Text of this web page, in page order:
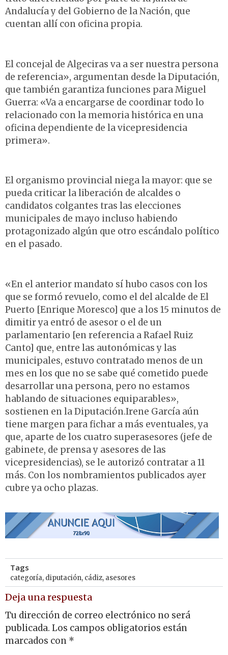
Andalucía y del Gobierno de la Nación, que
cuentan allí con oficina propia.
El concejal de Algeciras va a ser nuestra persona
de referencia», argumentan desde la Diputación,
que también garantiza funciones para Miguel
Guerra: «Va a encargarse de coordinar todo lo
relacionado con la memoria histórica en una
oficina dependiente de la vicepresidencia
primera».
El organismo provincial niega la mayor: que se
pueda criticar la liberación de alcaldes o
candidatos colgantes tras las elecciones
municipales de mayo incluso habiendo
protagonizado algún que otro escándalo político
en el pasado.
«En el anterior mandato sí hubo casos con los
que se formó revuelo, como el del alcalde de El
Puerto [Enrique Moresco] que a los 15 minutos de
dimitir ya entró de asesor o el de un
parlamentario [en referencia a Rafael Ruiz
Canto] que, entre las autonómicas y las
municipales, estuvo contratado menos de un
mes en los que no se sabe qué cometido puede
desarrollar una persona, pero no estamos
hablando de situaciones equiparables»,
sostienen en la Diputación.Irene García aún
tiene margen para fichar a más eventuales, ya
que, aparte de los cuatro superasesores (jefe de
gabinete, de prensa y asesores de las
vicepresidencias), se le autorizó contratar a 11
más. Con los nombramientos publicados ayer
cubre ya ocho plazas.
Tags
categoría, diputación, cádiz, asesores
Deja una respuesta
Tu dirección de correo electrónico no será
publicada. Los campos obligatorios están
marcados con *